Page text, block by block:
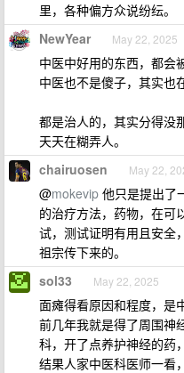
里，各种偏方众说纷纭。
NewYear May 22, 2025
中医中好用的东西，都会
中医也不是傻子，其实也
都是治人的，其实分得没
天天在糊弄人。
chairuosen May 22,
@mokevip 他只是提出了
的治疗方法，药物，在可
试，测试证明有用且安全
祖宗传下来的。
sol33 May 22, 2025
面瘫得看原因和程度，是
前几年我就是得了周围神
科，开了点养护神经的药
结果人家中医科医师一看